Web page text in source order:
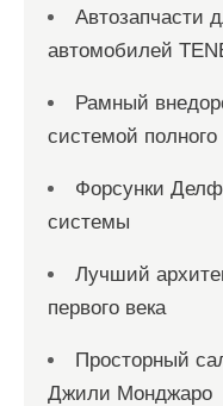
Автозапчасти
автомобилей
Рамный
системой
Форсунки
системы
Лучший
первого века
Просторный
Джили Монджаро